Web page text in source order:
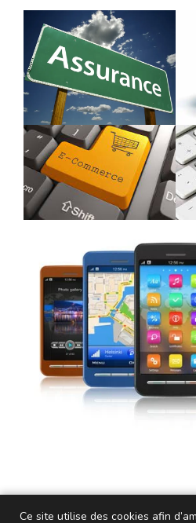
Ce site utilise des cookies afin